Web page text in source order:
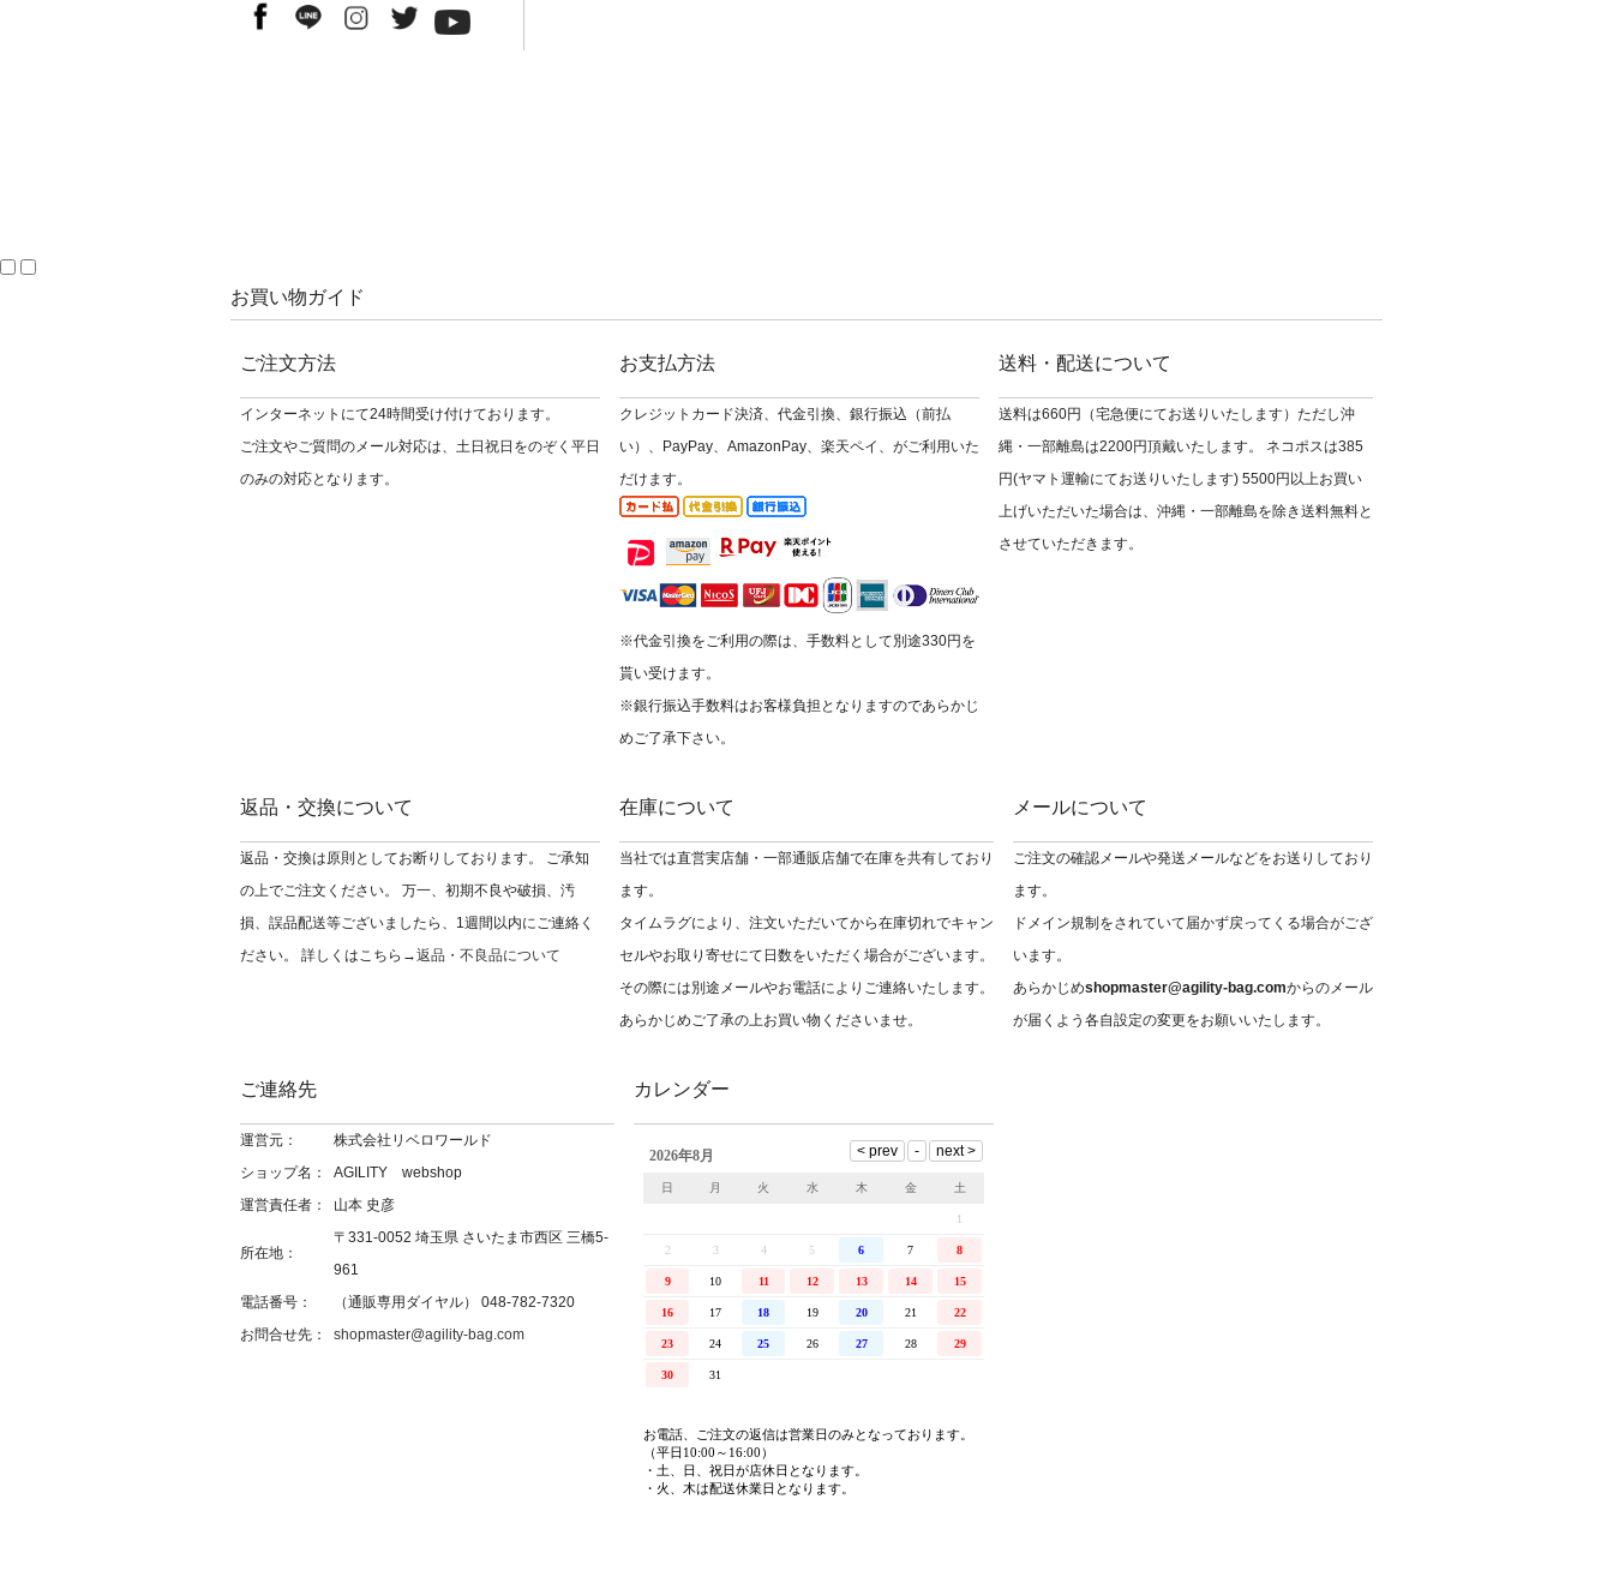
お買い物ガイド
ご注文方法
インターネットにて24時間受け付けております。
ご注文やご質問のメール対応は、土日祝日をのぞく平日
のみの対応となります。
お支払方法
クレジットカード決済、代金引換、銀行振込（前払
い）、PayPay、AmazonPay、楽天ペイ、がご利用いた
だけます。
※代金引換をご利用の際は、手数料として別途330円を
貰い受けます。
※銀行振込手数料はお客様負担となりますのであらかじ
めご了承下さい。
送料・配送について
送料は660円（宅急便にてお送りいたします）ただし沖
縄・一部離島は2200円頂戴いたします。 ネコポスは385
円(ヤマト運輸にてお送りいたします) 5500円以上お買い
上げいただいた場合は、沖縄・一部離島を除き送料無料と
させていただきます。
返品・交換について
返品・交換は原則としてお断りしております。 ご承知
の上でご注文ください。 万一、初期不良や破損、汚
損、誤品配送等ございましたら、1週間以内にご連絡く
ださい。 詳しくはこちら→返品・不良品について
在庫について
当社では直営実店舗・一部通販店舗で在庫を共有しており
ます。
タイムラグにより、注文いただいてから在庫切れでキャン
セルやお取り寄せにて日数をいただく場合がございます。
その際には別途メールやお電話によりご連絡いたします。
あらかじめご了承の上お買い物くださいませ。
メールについて
ご注文の確認メールや発送メールなどをお送りしており
ます。
ドメイン規制をされていて届かず戻ってくる場合がござ
います。
あらかじめshopmaster@agility-bag.comからのメール
が届くよう各自設定の変更をお願いいたします。
ご連絡先
運営元：
株式会社リベロワールド
ショップ名：
AGILITY webshop
運営責任者：
山本 史彦
所在地：
〒331-0052 埼玉県 さいたま市西区 三橋5-
961
電話番号：
（通販専用ダイヤル） 048-782-7320
お問合せ先：
shopmaster@agility-bag.com
カレンダー